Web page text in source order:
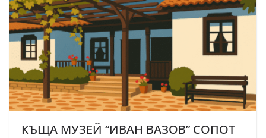
КЪЩА МУЗЕЙ “ИВАН ВАЗОВ” СОПОТ